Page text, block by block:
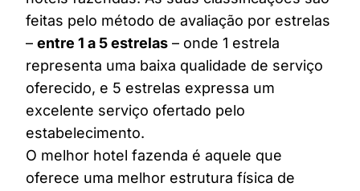
feitas pelo método de avaliação por estrelas
– entre 1 a 5 estrelas – onde 1 estrela
representa uma baixa qualidade de serviço
oferecido, e 5 estrelas expressa um
excelente serviço ofertado pelo
estabelecimento.
O melhor hotel fazenda é aquele que
oferece uma melhor estrutura física de